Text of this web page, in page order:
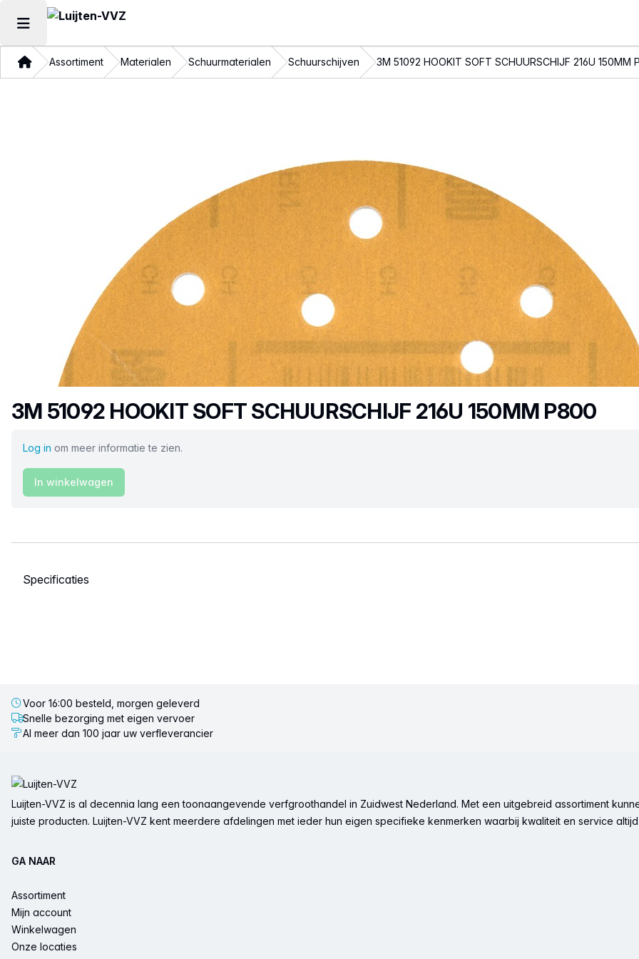
Hoofdmenu openen
ThuisAssortiment Materialen Schuurmaterialen Schuurschijven 3M 51092 HOOKIT SOFT SCHUURSCHIJF 216U 150MM
Productnaam
3M 51092 HOOKIT SOFT SCHUURSCHIJF 216U 150MM P800
Log in om meer informatie te zien.
In winkelwagen
Selecteer een tabblad
Voor 16:00 besteld, morgen geleverd
Snelle bezorging met eigen vervoer
Al meer dan 100 jaar uw verfleverancier
Luijten-VVZ is al decennia lang een toonaangevende verfgroothandel in Zuidwest Nederland. Met een uitgebreid assortiment
juiste producten. Luijten-VVZ kent meerdere afdelingen met ieder hun eigen specifieke kenmerken waarbij kwaliteit en service
GA NAAR
Assortiment
Mijn account
Winkelwagen
Onze locaties